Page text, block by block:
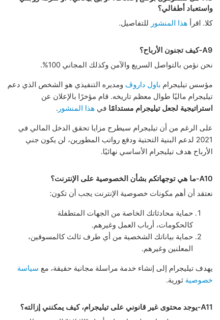
واستعباد أطفالي؟
كلا. اقرأ هذا المنشور للتفاصيل.
A9-كيف تجنون الأرباح؟
نحن نؤمن بالتواصل السريع والآمن وكذلك المجاني 100%.
مؤسس تيليجرام باول داروڤ ومديره التنفيذي هو الشخص الذي دعم
تيليجرام ماليًا طوال معظم تاريخه. قام مؤخرًا بالإعلان عن
استراتيجية لجعل تيليجرام مستدامًا في هذا المنشور .
على الرغم من أن تيليجرام سيطرح مزايا تحقق الدخل المالي في
2021 لدعم البنية التحتية ودقع رواتب المطورين، لن يكون جني
الأرباح هدف تيليجرام الأساسي نهائيًا.
A10-ما هي توجهاتكم بشأن الخصوصية على الإنترنت؟
نعتقد أن أهم مكونات خصوصية الإنترنت يجب أن تكون:
حماية محادثاتك الخاصة من الجهات المتطفلة
كالحكومات، أرباب العمل وغيرهم.
حماية بياناتك الشخصية من أي طرف ثالث كالمسوقين،
المعلنين وغيرهم.
يهدف تيليجرام إلى إنشاء خدمة مراسلة مجانية حقيقة، مع سياسة
خصوصية ثورية.
A11-يوجد محتوى غير قانوني على تيليجرام، كيف يمكنني إزالته؟